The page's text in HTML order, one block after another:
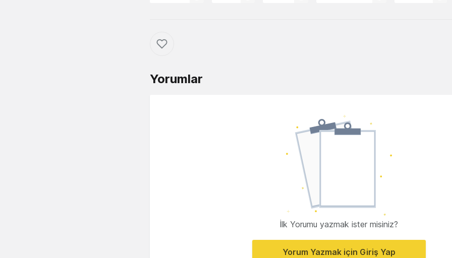
Yorumlar
İlk Yorumu yazmak ister misiniz?
Yorum Yazmak için Giriş Yap